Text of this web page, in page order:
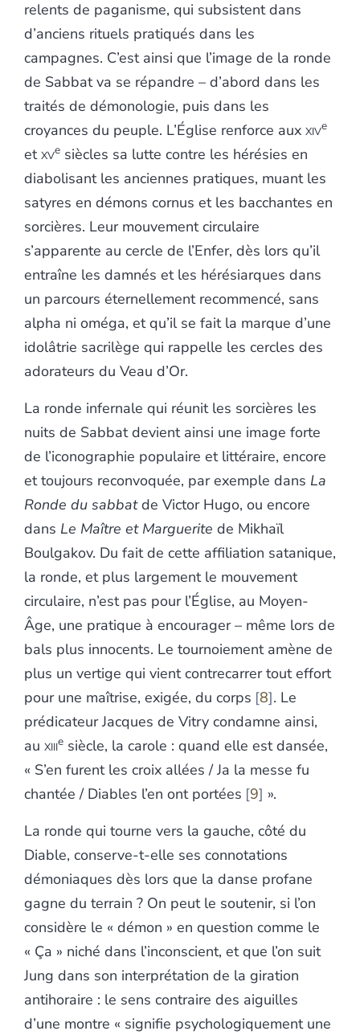
relents de paganisme, qui subsistent dans
d’anciens rituels pratiqués dans les
campagnes. C’est ainsi que l’image de la ronde
de Sabbat va se répandre – d’abord dans les
traités de démonologie, puis dans les
croyances du peuple. L’Église renforce aux xive
etxve siècles sa lutte contre les hérésies en
diabolisant les anciennes pratiques, muant les
satyres en démons cornus et les bacchantes en
sorcières. Leur mouvement circulaire
s’apparente au cercle de l’Enfer, dès lors qu’il
entraîne les damnés et les hérésiarques dans
un parcours éternellement recommencé, sans
alpha ni oméga, et qu’il se fait la marque d’une
idolâtrie sacrilège qui rappelle les cercles des
adorateurs du Veau d’Or.
La ronde infernale qui réunit les sorcières les
nuits de Sabbat devient ainsi une image forte
de l’iconographie populaire et littéraire, encore
et toujours reconvoquée, par exemple dans La
Ronde du sabbatde Victor Hugo, ou encore
dans Le Maître et Marguerite de Mikhaïl
Boulgakov. Du fait de cette affiliation satanique,
la ronde, et plus largement le mouvement
circulaire, n’est pas pour l’Église, au Moyen-
Âge, une pratique à encourager – même lors de
bals plus innocents. Le tournoiement amène de
plus un vertige qui vient contrecarrer tout effort
pour une maîtrise, exigée, du corps 8 . Le
prédicateur Jacques de Vitry condamne ainsi,
au xiiie siècle, la carole : quand elle est dansée,
« S’en furent les croix allées / Ja la messe fu
chantée / Diables l’en ont portées 9 ».
La ronde qui tourne vers la gauche, côté du
Diable, conserve-t-elle ses connotations
démoniaques dès lors que la danse profane
gagne du terrain ? On peut le soutenir, si l’on
considère le « démon » en question comme le
« Ça » niché dans l’inconscient, et que l’on suit
Jung dans son interprétation de la giration
antihoraire : le sens contraire des aiguilles
d’une montre « signifie psychologiquement une